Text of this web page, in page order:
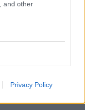
and other
Privacy Policy
της Συνθήκης
Πολωνία και το
της ΕΕ. Ως εκ
θα διαρκέσει